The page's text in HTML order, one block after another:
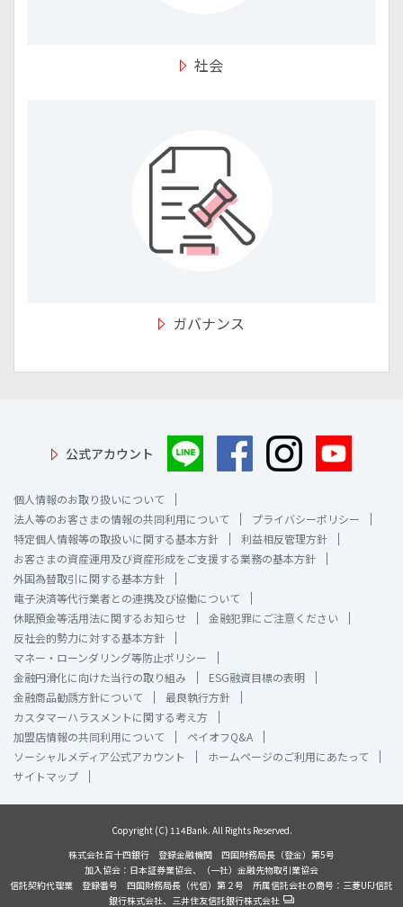
社会
ガバナンス
公式アカウント
個人情報のお取り扱いについて
法人等のお客さまの情報の共同利用について
プライバシーポリシー
特定個人情報等の取扱いに関する基本方針
利益相反管理方針
お客さまの資産運用及び資産形成をご支援する業務の基本方針
外国為替取引に関する基本方針
電子決済等代行業者との連携及び協働について
休眠預金等活用法に関するお知らせ
金融犯罪にご注意ください
反社会的勢力に対する基本方針
マネー・ローンダリング等防止ポリシー
金融円滑化に向けた当行の取り組み
ESG融資目標の表明
金融商品勧誘方針について
最良執行方針
カスタマーハラスメントに関する考え方
加盟店情報の共同利用について
ペイオフQ&A
ソーシャルメディア公式アカウント
ホームページのご利用にあたって
サイトマップ
Copyright (C) 114Bank. All Rights Reserved.
株式会社百十四銀行 登録金融機関 四国財務局長（登金）第5号
加入協会：日本証券業協会、（一社）金融先物取引業協会
信託契約代理業 登録番号 四国財務局長（代信）第２号 所属信託会社の商号：三菱UFJ信託
銀行株式会社、三井住友信託銀行株式会社